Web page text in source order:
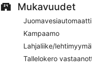
Mukavuudet
Juomavesiautomaatti
Kampaamo
Lahjaliike/
Tallelokero